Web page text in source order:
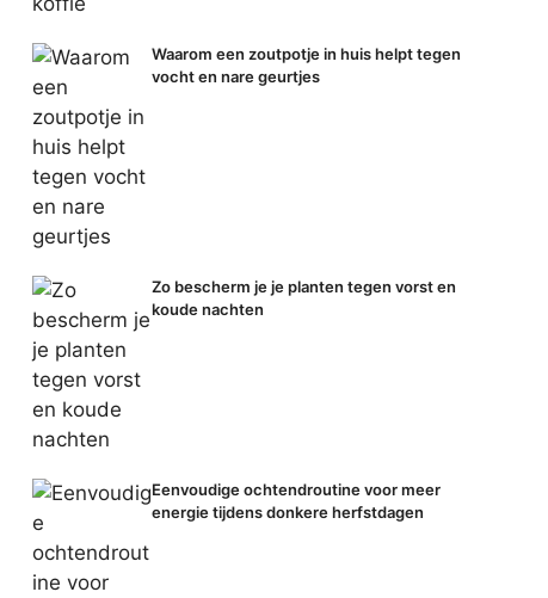
Waarom een zoutpotje in huis helpt tegen
vocht en nare geurtjes
Zo bescherm je je planten tegen vorst en
koude nachten
Eenvoudige ochtendroutine voor meer
energie tijdens donkere herfstdagen